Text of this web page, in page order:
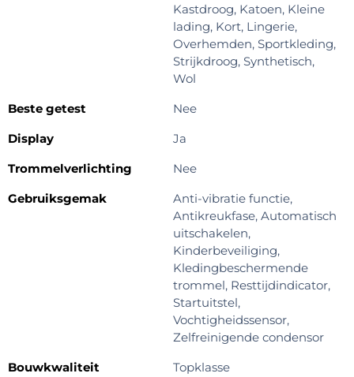
Kastdroog, Katoen, Kleine
lading, Kort, Lingerie,
Overhemden, Sportkleding,
Strijkdroog, Synthetisch,
Wol
Beste getest
Nee
Display
Ja
Trommelverlichting
Nee
Gebruiksgemak
Anti-vibratie functie,
Antikreukfase, Automatisch
uitschakelen,
Kinderbeveiliging,
Kledingbeschermende
trommel, Resttijdindicator,
Startuitstel,
Vochtigheidssensor,
Zelfreinigende condensor
Bouwkwaliteit
Topklasse